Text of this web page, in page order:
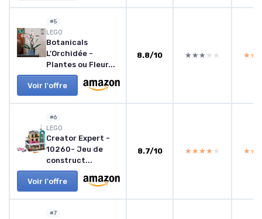
#5
LEGO
Botanicals
L’Orchidée -
Plantes ou Fleur...
Voir l'offre
8.8/10 ★★★★★
★★★★★
#6
LEGO
Creator Expert -
10260- Jeu de
construct...
Voir l'offre
8.7/10 ★★★★★
★★★★★
#7